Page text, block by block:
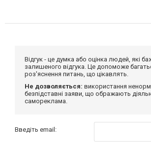
Відгук - це думка або оцінка людей, які
залишеного відгука. Це допоможе
роз'яснення питань, що цікавлять.
Не дозволяється: використання
безпідставні заяви, що ображають
самореклама.
Введіть email: